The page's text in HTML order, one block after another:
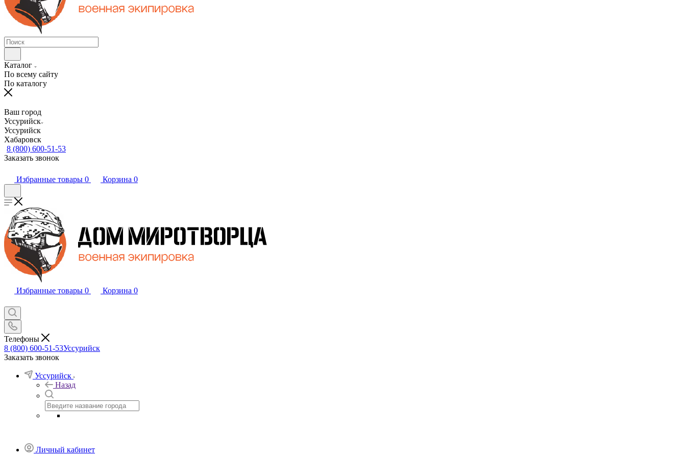
Каталог
По всему сайту
По каталогу
Ваш город
Уссурийск
Уссурийск
Хабаровск
8 (800) 600-51-53
Заказать звонок
Избранные товары 0 Корзина 0
Избранные товары 0 Корзина 0
Телефоны
8 (800) 600-51-53Уссурийск
Заказать звонок
Уссурийск
Назад
Личный кабинет